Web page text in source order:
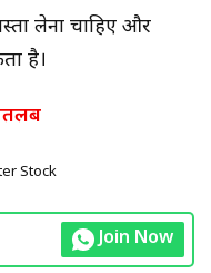
लेना चाहिए और
है।
Stock
Join Now